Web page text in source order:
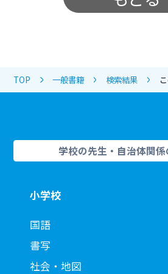
TOP 一般書籍 検索結果
学校の先生・自治体関
小学校
国語
書写
社会・地図